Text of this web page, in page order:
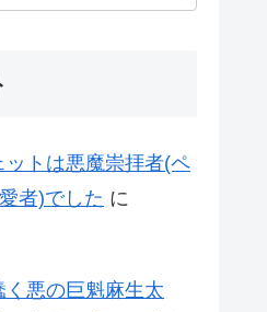
トは悪魔崇拝者(ペ
者)でした に
悪の巨魁麻生太